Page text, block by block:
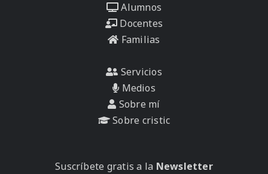
Alumnos
Docentes
Familias
Servicios
Medios
Sobre mí
Sobre cristic
Suscríbete gratis a la Newsletter